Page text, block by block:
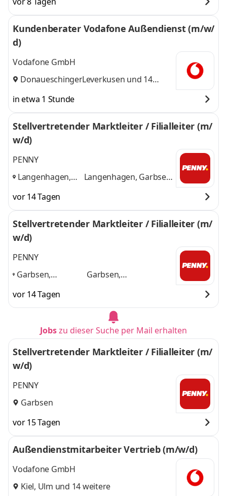
Kundenberater Vodafone Außendienst (m/w/
d)
Vodafone GmbH
Donaueschingen,
Leverkusen und 14
in etwa 1 Stunde
Stellvertretender Marktleiter / Filialleiter (m/
w/d)
PENNY
Langenhagen,
Isernhagen
Langenhagen, Garbsen,
vor 14 Tagen
Stellvertretender Marktleiter / Filialleiter (m/
w/d)
PENNY
Garbsen,
Burgwedel,
Burgdorf, Uetze,
Garbsen,
Uetzeund 3 weitere
vor 14 Tagen
Jobszu dieser Suche per Mail erhalten
Stellvertretender Marktleiter / Filialleiter (m/
w/d)
PENNY
Garbsen
vor 15 Tagen
Außendienstmitarbeiter Vertrieb (m/w/d)
Vodafone GmbH
Kiel, Ulm und 14 weitere